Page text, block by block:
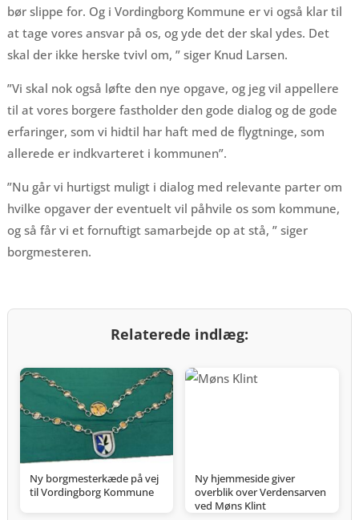
bør slippe for. Og i Vordingborg Kommune er vi også klar til
at tage vores ansvar på os, og yde det der skal ydes. Det
skal der ikke herske tvivl om, ” siger Knud Larsen.
”Vi skal nok også løfte den nye opgave, og jeg vil appellere
til at vores borgere fastholder den gode dialog og de gode
erfaringer, som vi hidtil har haft med de flygtninge, som
allerede er indkvarteret i kommunen”.
”Nu går vi hurtigst muligt i dialog med relevante parter om
hvilke opgaver der eventuelt vil påhvile os som kommune,
og så får vi et fornuftigt samarbejde op at stå, ” siger
borgmesteren.
Relaterede indlæg:
Ny borgmesterkæde på vej
til Vordingborg Kommune
Ny hjemmeside giver
overblik over Verdensarven
ved Møns Klint